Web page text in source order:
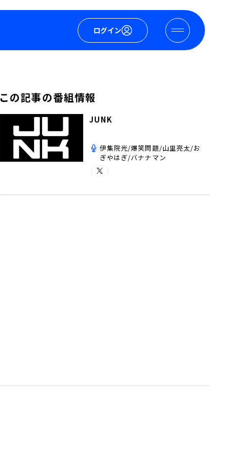
ログイン
この記事の番組情報
JUNK
伊集院光/爆笑問題/山里亮太/お
ぎやはぎ/バナナマン